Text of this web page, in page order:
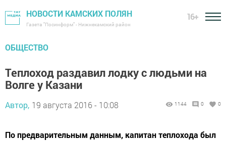
НОВОСТИ КАМСКИХ ПОЛЯН
Газета "Посинформ" - Нижнекамский район
16+
ОБЩЕСТВО
Теплоход раздавил лодку с людьми на
Волге у Казани
Автор, 19 августа 2016 - 10:08 1144 0 0
По предварительным данным, капитан теплохода был